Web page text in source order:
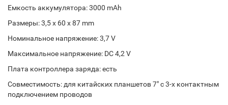
Емкость аккумулятора: 3000 mAh
Размеры: 3,5 x 60 x 87 mm
Номинальное напряжение: 3,7 V
Максимальное напряжение: DC 4,2 V
Плата контроллера заряда: есть
Совместимость: для китайских планшетов 7" с 3-х контактным
подключением проводов